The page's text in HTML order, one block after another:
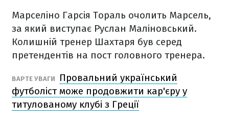
Марселіно Гарсія Тораль очолить Марсель,
за який виступає Руслан Маліновський.
Колишній тренер Шахтаря був серед
претендентів на пост головного тренера.
ВАРТЕ УВАГИ
Провальний український
футболіст може продовжити кар'єру у
титулованому клубі з Греції